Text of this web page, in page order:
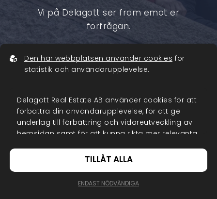
Vi på Delagott ser fram emot er
förfrågan.
Jag önskar bli kontaktat gällande
Den här webbplatsen använder cookies för
statistik och användarupplevelse.
Delagott Real Estate AB använder cookies för att
förbättra din användarupplevelse, för att ge
underlag till förbättring och vidareutveckling av
hemsidan samt för att kunna rikta mer relevanta
personuppgiftspolicy
samtycker till vår användning, väljTillåt alla. Om
du vill ändra ditt val i efterhand hittar du den
ENDAST NÖDVÄNDIGA
TILLÅT ALLA